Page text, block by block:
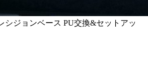
シジョンベース PU交換&セットアッ